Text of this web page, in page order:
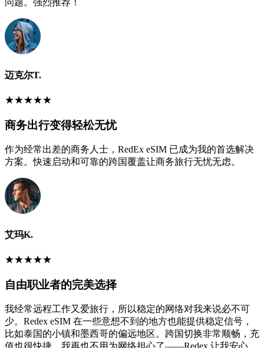
问题。强烈推荐！
迈克尔T.
★★★★★
商务出行变得轻松无忧
作为经常出差的商务人士，RedEx eSIM 已成为我的首选解决
方案。快速启动和可靠的跨国覆盖让商务旅行无忧无虑。
艾玛K.
★★★★★
自由职业者的完美选择
我经常远程工作又爱旅行，所以稳定的网络对我来说必不可
少。Redex eSIM 在一些意想不到的地方也能提供稳定信号，
比如泰国的小镇和墨西哥的偏远地区。跨国切换非常顺畅，充